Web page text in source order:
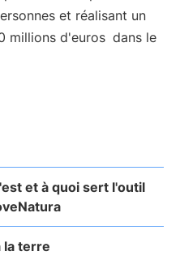
et réalisant un
millions d'euros dans le
et à quoi sert l'outil
la terre